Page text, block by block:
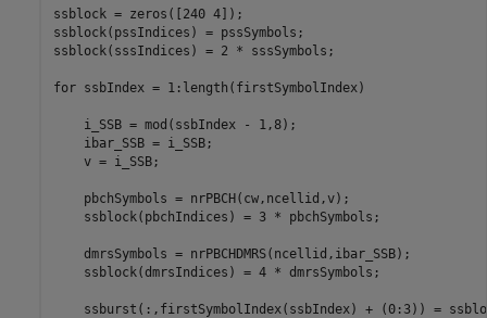
ssblock = zeros([240 4]);
ssblock(pssIndices) = pssSymbols;
ssblock(sssIndices) = 2 * sssSymbols;
for ssbIndex = 1:length(firstSymbolIndex)
    i_SSB = mod(ssbIndex - 1,8);
    ibar_SSB = i_SSB;
    v = i_SSB;
    pbchSymbols = nrPBCH(cw,ncellid,v);
    ssblock(pbchIndices) = 3 * pbchSymbols;
    dmrsSymbols = nrPBCHDMRS(ncellid,ibar_SSB);
    ssblock(dmrsIndices) = 4 * dmrsSymbols;
ssburst(:,firstSymbolIndex(ssbIndex) + (0:3)) =